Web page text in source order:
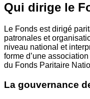
Qui dirige le
Le Fonds est dirigé
patronales et
niveau national et
forme d’une
du Fonds Paritaire
La gouvernance